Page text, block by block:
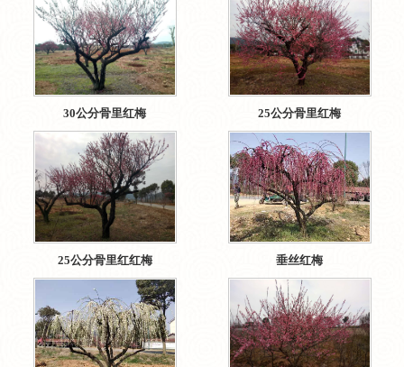
30公分骨里红梅 25公分骨里红梅
25公分骨里红红梅 垂丝红梅